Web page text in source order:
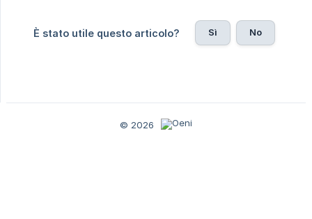
È stato utile questo articolo? Sì No
© 2026